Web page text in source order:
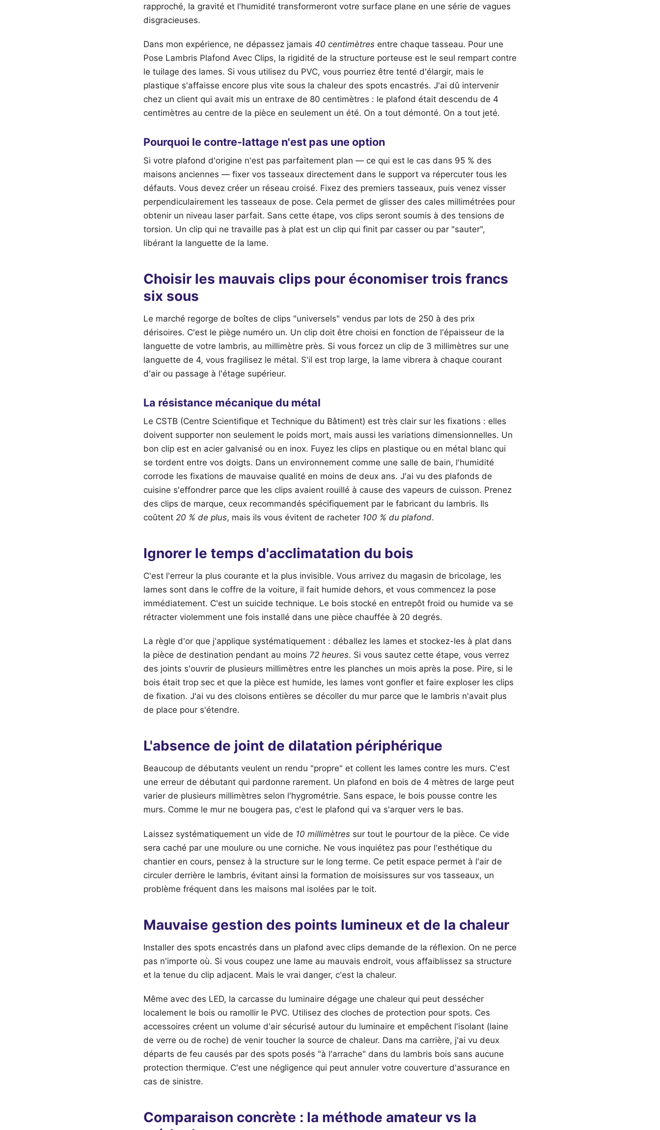
rapproché, la gravité et l'humidité transformeront votre surface plane en une série de vagues
disgracieuses.
Dans mon expérience, ne dépassez jamais 40 centimètres entre chaque tasseau. Pour une
Pose Lambris Plafond Avec Clips, la rigidité de la structure porteuse est le seul rempart contre
le tuilage des lames. Si vous utilisez du PVC, vous pourriez être tenté d'élargir, mais le
plastique s'affaisse encore plus vite sous la chaleur des spots encastrés. J'ai dû intervenir
chez un client qui avait mis un entraxe de 80 centimètres : le plafond était descendu de 4
centimètres au centre de la pièce en seulement un été. On a tout démonté. On a tout jeté.
Pourquoi le contre-lattage n'est pas une option
Si votre plafond d'origine n'est pas parfaitement plan — ce qui est le cas dans 95 % des
maisons anciennes — fixer vos tasseaux directement dans le support va répercuter tous les
défauts. Vous devez créer un réseau croisé. Fixez des premiers tasseaux, puis venez visser
perpendiculairement les tasseaux de pose. Cela permet de glisser des cales millimétrées pour
obtenir un niveau laser parfait. Sans cette étape, vos clips seront soumis à des tensions de
torsion. Un clip qui ne travaille pas à plat est un clip qui finit par casser ou par "sauter",
libérant la languette de la lame.
Choisir les mauvais clips pour économiser trois francs
six sous
Le marché regorge de boîtes de clips "universels" vendus par lots de 250 à des prix
dérisoires. C'est le piège numéro un. Un clip doit être choisi en fonction de l'épaisseur de la
languette de votre lambris, au millimètre près. Si vous forcez un clip de 3 millimètres sur une
languette de 4, vous fragilisez le métal. S'il est trop large, la lame vibrera à chaque courant
d'air ou passage à l'étage supérieur.
La résistance mécanique du métal
Le CSTB (Centre Scientifique et Technique du Bâtiment) est très clair sur les fixations : elles
doivent supporter non seulement le poids mort, mais aussi les variations dimensionnelles. Un
bon clip est en acier galvanisé ou en inox. Fuyez les clips en plastique ou en métal blanc qui
se tordent entre vos doigts. Dans un environnement comme une salle de bain, l'humidité
corrode les fixations de mauvaise qualité en moins de deux ans. J'ai vu des plafonds de
cuisine s'effondrer parce que les clips avaient rouillé à cause des vapeurs de cuisson. Prenez
des clips de marque, ceux recommandés spécifiquement par le fabricant du lambris. Ils
coûtent 20 % de plus, mais ils vous évitent de racheter 100 % du plafond.
Ignorer le temps d'acclimatation du bois
C'est l'erreur la plus courante et la plus invisible. Vous arrivez du magasin de bricolage, les
lames sont dans le coffre de la voiture, il fait humide dehors, et vous commencez la pose
immédiatement. C'est un suicide technique. Le bois stocké en entrepôt froid ou humide va se
rétracter violemment une fois installé dans une pièce chauffée à 20 degrés.
La règle d'or que j'applique systématiquement : déballez les lames et stockez-les à plat dans
la pièce de destination pendant au moins 72 heures. Si vous sautez cette étape, vous verrez
des joints s'ouvrir de plusieurs millimètres entre les planches un mois après la pose. Pire, si le
bois était trop sec et que la pièce est humide, les lames vont gonfler et faire exploser les clips
de fixation. J'ai vu des cloisons entières se décoller du mur parce que le lambris n'avait plus
de place pour s'étendre.
L'absence de joint de dilatation périphérique
Beaucoup de débutants veulent un rendu "propre" et collent les lames contre les murs. C'est
une erreur de débutant qui pardonne rarement. Un plafond en bois de 4 mètres de large peut
varier de plusieurs millimètres selon l'hygrométrie. Sans espace, le bois pousse contre les
murs. Comme le mur ne bougera pas, c'est le plafond qui va s'arquer vers le bas.
Laissez systématiquement un vide de 10 millimètres sur tout le pourtour de la pièce. Ce vide
sera caché par une moulure ou une corniche. Ne vous inquiétez pas pour l'esthétique du
chantier en cours, pensez à la structure sur le long terme. Ce petit espace permet à l'air de
circuler derrière le lambris, évitant ainsi la formation de moisissures sur vos tasseaux, un
problème fréquent dans les maisons mal isolées par le toit.
Mauvaise gestion des points lumineux et de la chaleur
Installer des spots encastrés dans un plafond avec clips demande de la réflexion. On ne perce
pas n'importe où. Si vous coupez une lame au mauvais endroit, vous affaiblissez sa structure
et la tenue du clip adjacent. Mais le vrai danger, c'est la chaleur.
Même avec des LED, la carcasse du luminaire dégage une chaleur qui peut dessécher
localement le bois ou ramollir le PVC. Utilisez des cloches de protection pour spots. Ces
accessoires créent un volume d'air sécurisé autour du luminaire et empêchent l'isolant (laine
de verre ou de roche) de venir toucher la source de chaleur. Dans ma carrière, j'ai vu deux
départs de feu causés par des spots posés "à l'arrache" dans du lambris bois sans aucune
protection thermique. C'est une négligence qui peut annuler votre couverture d'assurance en
cas de sinistre.
Comparaison concrète : la méthode amateur vs la